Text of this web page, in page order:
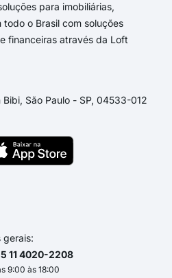
para imobiliárias,
o Brasil com soluções
financeiras através da Loft
São Paulo - SP, 04533-012
11 4020-2208
9:00 às 18:00